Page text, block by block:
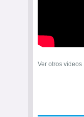
Ver otros